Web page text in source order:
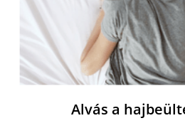
Alvás a